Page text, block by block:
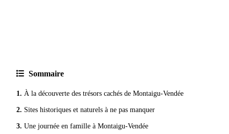
Sommaire
À la découverte des trésors cachés de Montaigu-Vendée
Sites historiques et naturels à ne pas manquer
Une journée en famille à Montaigu-Vendée